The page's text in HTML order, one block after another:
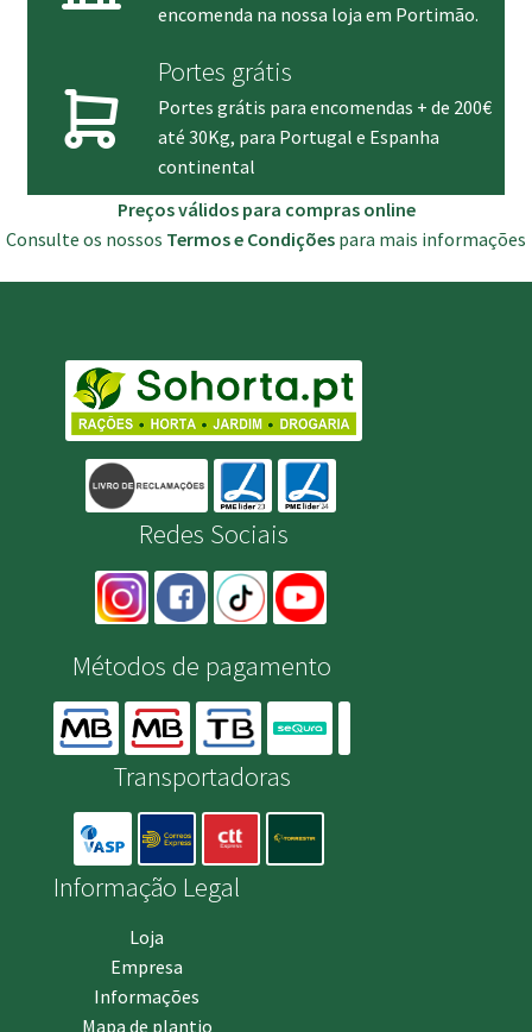
encomenda na nossa loja em Portimão.
Portes grátis
Portes grátis para encomendas + de 200€
até 30Kg, para Portugal e Espanha
continental
Preços válidos para compras online
Consulte os nossos Termos e Condições para mais informações
Redes Sociais
Métodos de pagamento
Transportadoras
Informação Legal
Loja
Empresa
Informações
Mapa de plantio